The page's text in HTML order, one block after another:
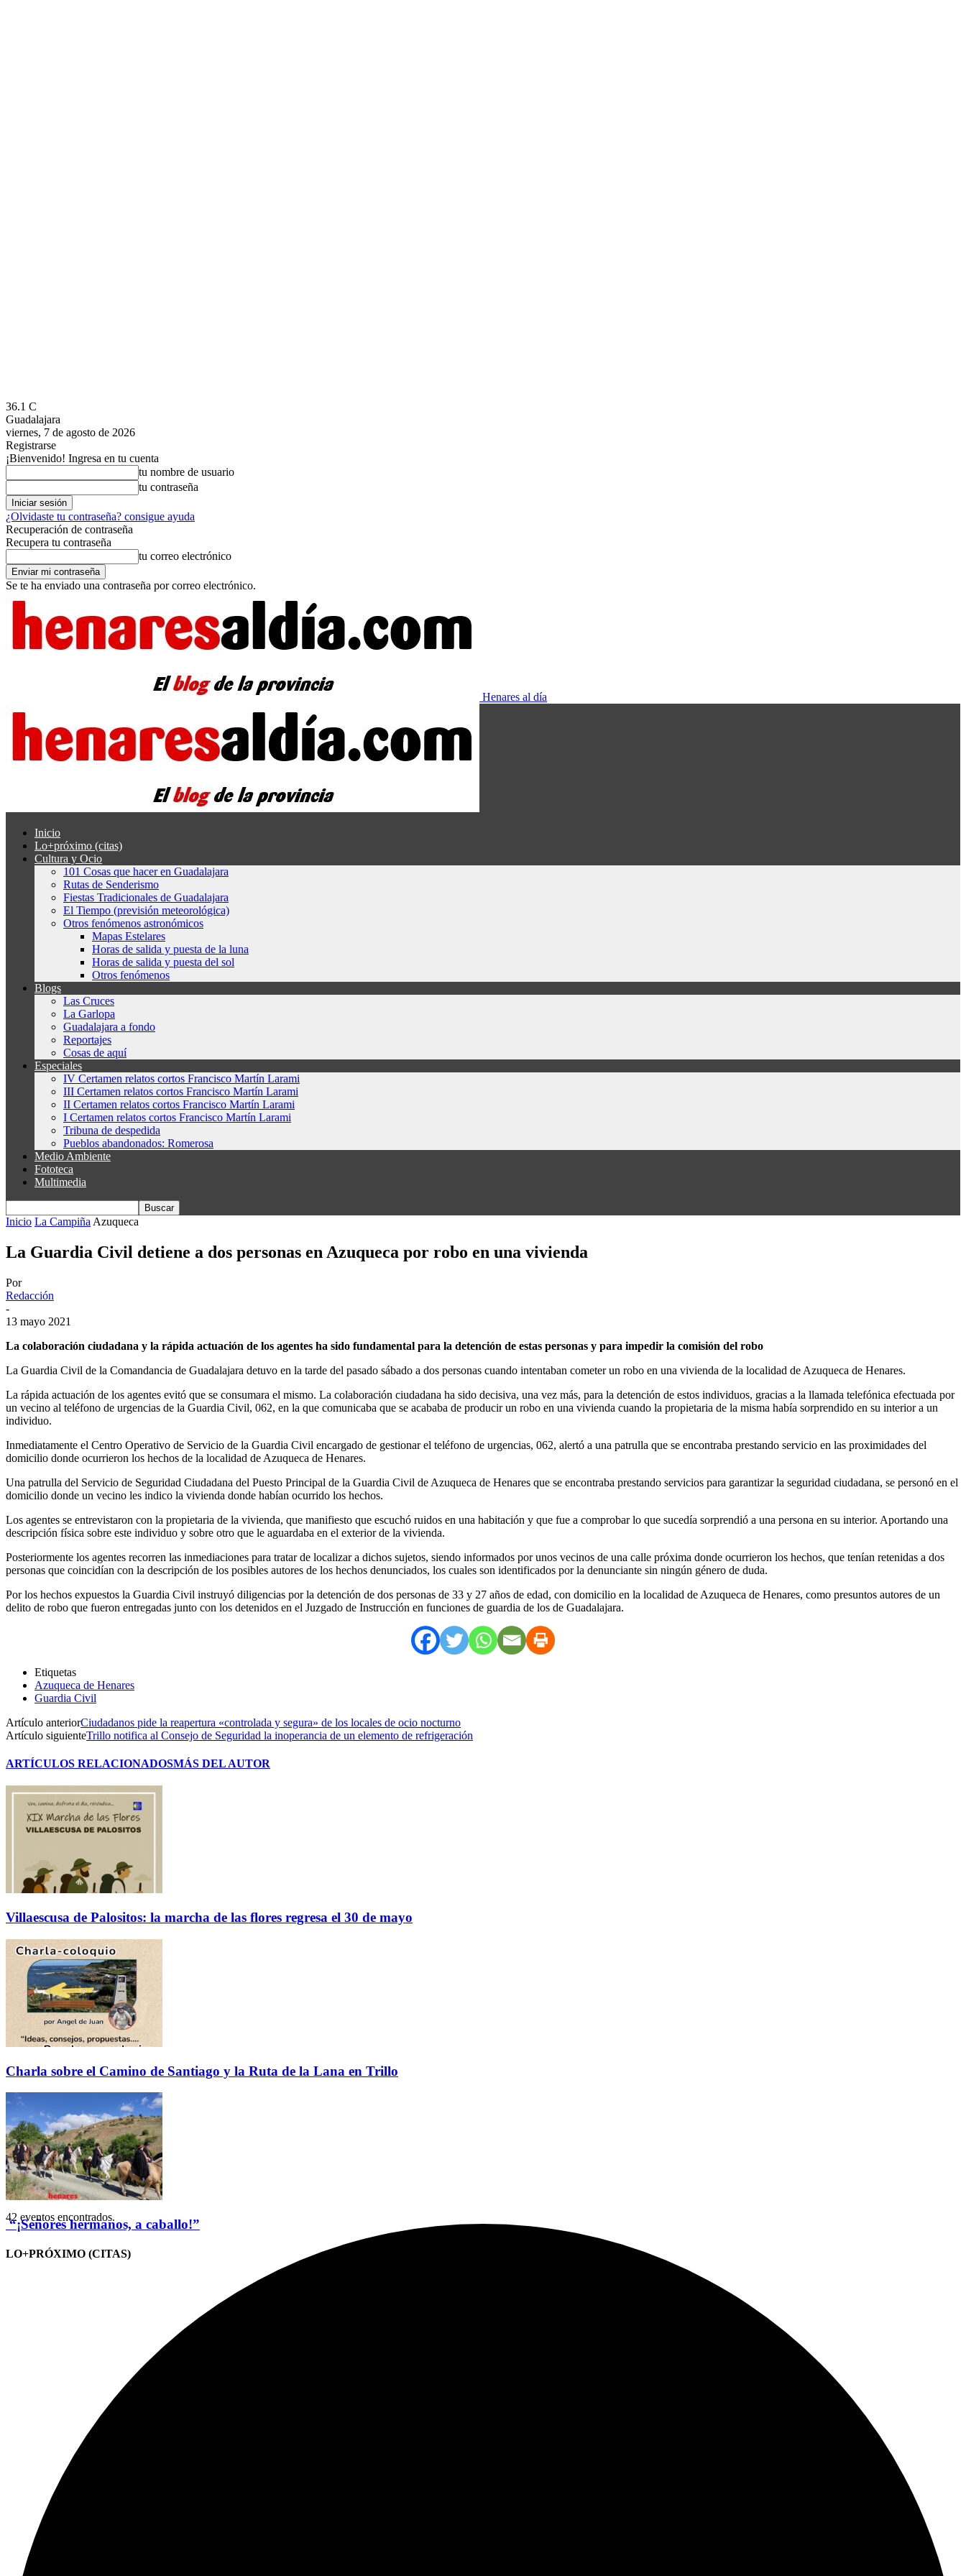
36.1 C
Guadalajara
viernes, 7 de agosto de 2026
Registrarse
¡Bienvenido! Ingresa en tu cuenta
tu nombre de usuario
tu contraseña
¿Olvidaste tu contraseña? consigue ayuda
Recuperación de contraseña
Recupera tu contraseña
tu correo electrónico
Se te ha enviado una contraseña por correo electrónico.
Henares al día
Inicio
Lo+próximo (citas)
Cultura y Ocio
101 Cosas que hacer en Guadalajara
Rutas de Senderismo
Fiestas Tradicionales de Guadalajara
El Tiempo (previsión meteorológica)
Otros fenómenos astronómicos
Mapas Estelares
Horas de salida y puesta de la luna
Horas de salida y puesta del sol
Otros fenómenos
Blogs
Las Cruces
La Garlopa
Guadalajara a fondo
Reportajes
Cosas de aquí
Especiales
IV Certamen relatos cortos Francisco Martín Larami
III Certamen relatos cortos Francisco Martín Larami
II Certamen relatos cortos Francisco Martín Larami
I Certamen relatos cortos Francisco Martín Larami
Tribuna de despedida
Pueblos abandonados: Romerosa
Medio Ambiente
Fototeca
Multimedia
Inicio La Campiña Azuqueca
La Guardia Civil detiene a dos personas en Azuqueca por robo en una vivienda
Por
Redacción
-
13 mayo 2021
La colaboración ciudadana y la rápida actuación de los agentes ha sido fundamental para la detención de estas personas y para impedir la comisión del robo
La Guardia Civil de la Comandancia de Guadalajara detuvo en la tarde del pasado sábado a dos personas cuando intentaban cometer un robo en una vivienda de la localidad de Azuqueca de Henares.
La rápida actuación de los agentes evitó que se consumara el mismo. La colaboración ciudadana ha sido decisiva, una vez más, para la detención de estos individuos, gracias a la llamada telefónica efectuada por
un vecino al teléfono de urgencias de la Guardia Civil, 062, en la que comunicaba que se acababa de producir un robo en una vivienda cuando la propietaria de la misma había sorprendido en su interior a un
individuo.
Inmediatamente el Centro Operativo de Servicio de la Guardia Civil encargado de gestionar el teléfono de urgencias, 062, alertó a una patrulla que se encontraba prestando servicio en las proximidades del
domicilio donde ocurrieron los hechos de la localidad de Azuqueca de Henares.
Una patrulla del Servicio de Seguridad Ciudadana del Puesto Principal de la Guardia Civil de Azuqueca de Henares que se encontraba prestando servicios para garantizar la seguridad ciudadana, se personó en el
domicilio donde un vecino les indico la vivienda donde habían ocurrido los hechos.
Los agentes se entrevistaron con la propietaria de la vivienda, que manifiesto que escuchó ruidos en una habitación y que fue a comprobar lo que sucedía sorprendió a una persona en su interior. Aportando una
descripción física sobre este individuo y sobre otro que le aguardaba en el exterior de la vivienda.
Posteriormente los agentes recorren las inmediaciones para tratar de localizar a dichos sujetos, siendo informados por unos vecinos de una calle próxima donde ocurrieron los hechos, que tenían retenidas a dos
personas que coincidían con la descripción de los posibles autores de los hechos denunciados, los cuales son identificados por la denunciante sin ningún género de duda.
Por los hechos expuestos la Guardia Civil instruyó diligencias por la detención de dos personas de 33 y 27 años de edad, con domicilio en la localidad de Azuqueca de Henares, como presuntos autores de un
delito de robo que fueron entregadas junto con los detenidos en el Juzgado de Instrucción en funciones de guardia de los de Guadalajara.
Etiquetas
Azuqueca de Henares
Guardia Civil
Artículo anteriorCiudadanos pide la reapertura «controlada y segura» de los locales de ocio nocturno
Artículo siguienteTrillo notifica al Consejo de Seguridad la inoperancia de un elemento de refrigeración
ARTÍCULOS RELACIONADOSMÁS DEL AUTOR
Villaescusa de Palositos: la marcha de las flores regresa el 30 de mayo
Charla sobre el Camino de Santiago y la Ruta de la Lana en Trillo
“¡Señores hermanos, a caballo!”
LO+PRÓXIMO (CITAS)
42 eventos encontrados.